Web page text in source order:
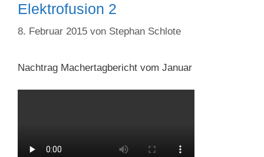
Elektrofusion 2
8. Februar 2015 von Stephan Schlote
Nachtrag Machertagbericht vom Januar